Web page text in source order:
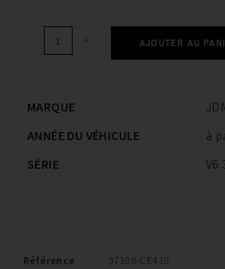
- + AJOUTER AU
MARQUE
ANNÉE DU VÉHICULE
à
SÉRIE
V6
Référence
97100-CE410